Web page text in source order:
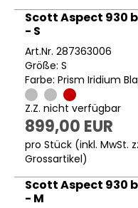
Scott Aspect 930
- S
Art.Nr. 287363006
Größe: S
Farbe: Prism Iridium
Z.Z. nicht verfügbar
899,00 EUR
pro Stück (inkl. MwSt.
Grossartikel)
Scott Aspect 930
- M